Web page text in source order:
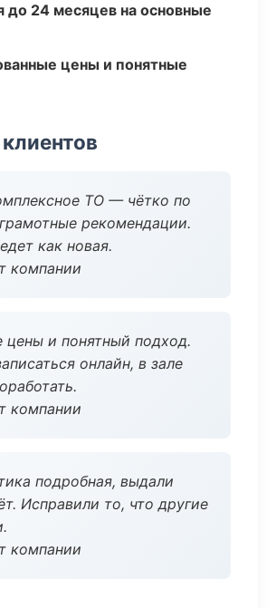
до 24 месяцев на основные
цены и понятные
ТО — чётко по
рекомендации.
как новая.
компании
и понятный подход.
онлайн, в зале
компании
подробная, выдали
Исправили то, что другие
компании